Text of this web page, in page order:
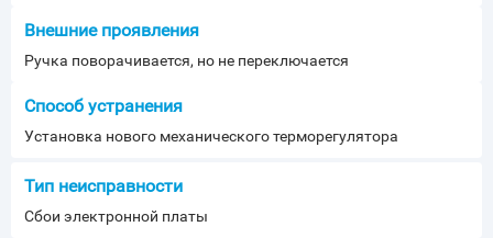
Ручка поворачивается, но не переключается
Установка нового механического терморегулятора
Сбои электронной платы